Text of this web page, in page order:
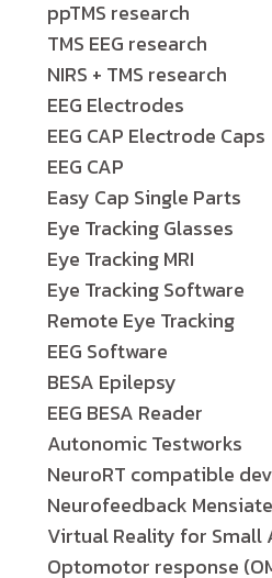
ppTMS research
TMS EEG research
NIRS + TMS research
EEG Electrodes
EEG CAP Electrode Caps
EEG CAP
Easy Cap Single Parts
Eye Tracking Glasses
Eye Tracking MRI
Eye Tracking Software
Remote Eye Tracking
EEG Software
BESA Epilepsy
EEG BESA Reader
Autonomic Testworks
NeuroRT compatible
Neurofeedback
Virtual Reality for Small
Optomotor response